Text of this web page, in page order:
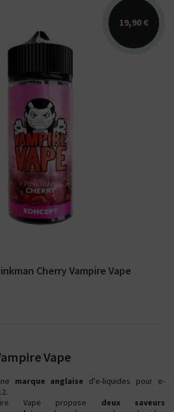
19,90 €
rouges, cerise, menthol. E-
Vape. Disponible en 100 ml
Cherry Vampire Vape
Vape
marque anglaise d'e-liquides pour e-
Vape propose deux saveurs